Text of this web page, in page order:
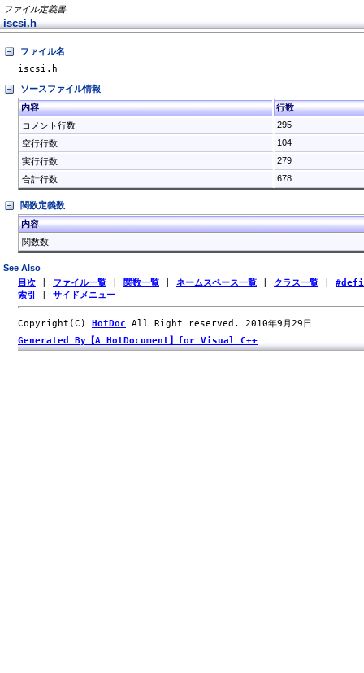
ファイル定義書
iscsi.h
ファイル名
iscsi.h
ソースファイル情報
内容
行数
コメント行数
295
空行行数
104
実行行数
279
合計行数
678
関数定義数
内容
関数数
See Also
目次 ファイル一覧 関数一覧 ネームスペース一覧 クラス一覧
索引
サイドメニュー
Copyright(C) HotDoc All Right reserved. 2010年9月29日
Generated By【A HotDocument】for Visual C++